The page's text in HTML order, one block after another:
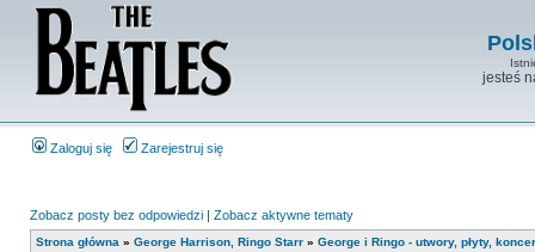
jesteś
Zaloguj się Zarejestruj się
Zobacz posty bez odpowiedzi | Zobacz aktywne tematy
Strona główna » George Harrison, Ringo Starr » George i Ringo - utwory, płyty,